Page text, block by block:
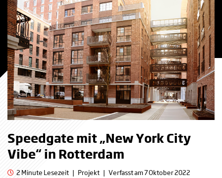
Speedgate mit „New York City
Vibe“ in Rotterdam
2 Minute Lesezeit | Projekt | Verfasst am 7 Oktober 2022